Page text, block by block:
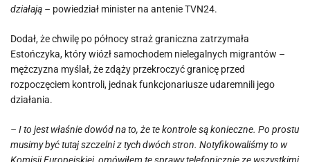
działają – powiedział minister na antenie TVN24.
Dodał, że chwilę po północy straż graniczna zatrzymała
Estończyka, który wiózł samochodem nielegalnych migrantów –
mężczyzna myślał, że zdąży przekroczyć granicę przed
rozpoczęciem kontroli, jednak funkcjonariusze udaremnili jego
działania.
– I to jest właśnie dowód na to, że te kontrole są konieczne. Po prostu
musimy być tutaj szczelni z tych dwóch stron. Notyfikowaliśmy to w